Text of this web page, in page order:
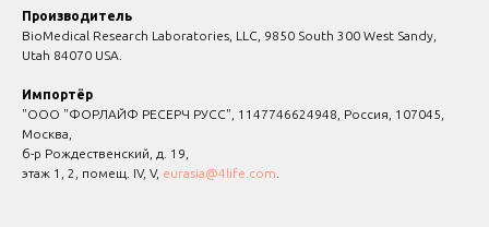
Производитель
BioMedical Research Laboratories, LLC, 9850 South 300 West Sandy,
Utah 84070 USA.
Импортёр
"ООО "ФОРЛАЙФ РЕСЕРЧ РУСС", 1147746624948, Россия, 107045,
Москва,
б-р Рождественский, д. 19,
этаж 1, 2, помещ. IV, V, eurasia@4life.com